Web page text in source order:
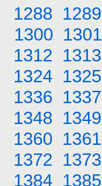
1288 1289
1300 1301
1312 1313
1324 1325
1336 1337
1348 1349
1360 1361
1372 1373
1384 1385